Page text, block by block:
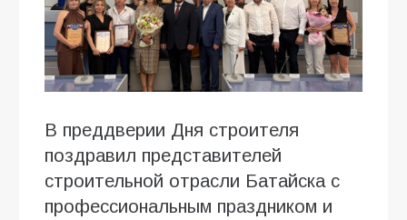
В преддверии Дня строителя
поздравил представителей
строительной отрасли Батайска с
профессиональным праздником и